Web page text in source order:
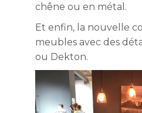
chêne ou en métal.
Et enfin, la nouvelle
meubles avec des
ou Dekton.